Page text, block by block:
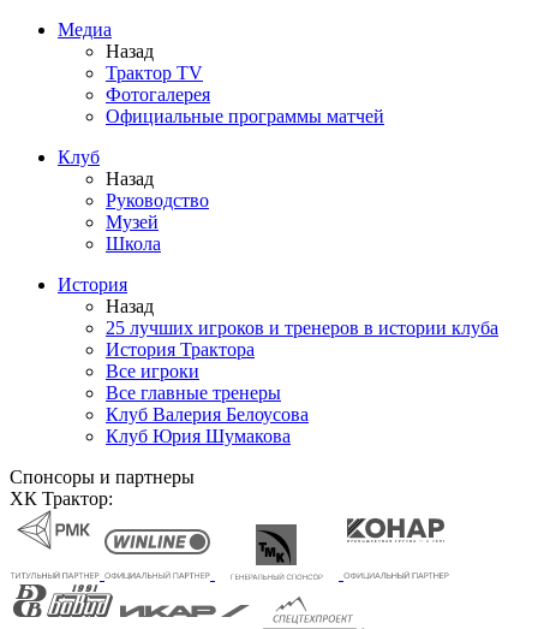
Медиа
Назад
Трактор TV
Фотогалерея
Официальные программы матчей
Клуб
Назад
Руководство
Музей
Школа
История
Назад
25 лучших игроков и тренеров в истории клуба
История Трактора
Все игроки
Все главные тренеры
Клуб Валерия Белоусова
Клуб Юрия Шумакова
Спонсоры и партнеры
ХК Трактор: